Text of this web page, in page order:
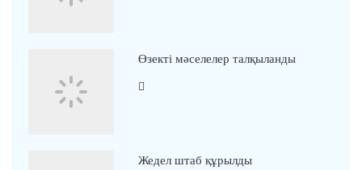
Өзекті мәселелер талқыланды
Жедел штаб құрылды